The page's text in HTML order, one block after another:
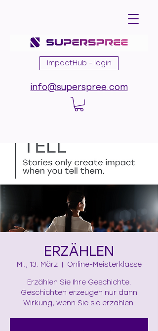
ImpactHub - login
info@superspree.com
ERZÄHLEN
Mi., 13. März
  |
Online-Meisterklasse
Erzählen Sie Ihre Geschichte.
Geschichten erzeugen nur dann
Wirkung, wenn Sie sie erzählen.